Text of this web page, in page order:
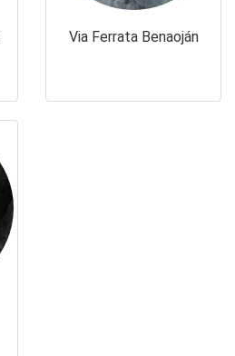
Via Ferrata Benaoján